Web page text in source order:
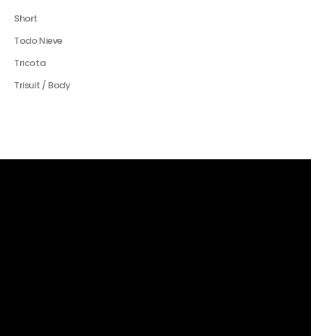
Short
Todo Nieve
Tricota
Trisuit / Body